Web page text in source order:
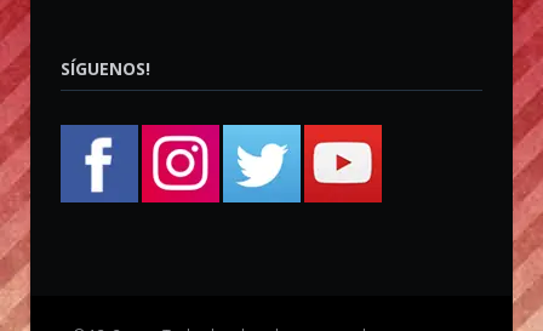
SÍGUENOS!